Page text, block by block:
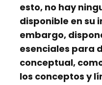
esto, no hay
disponible en su
embargo,
esenciales para
conceptual,
los conceptos y